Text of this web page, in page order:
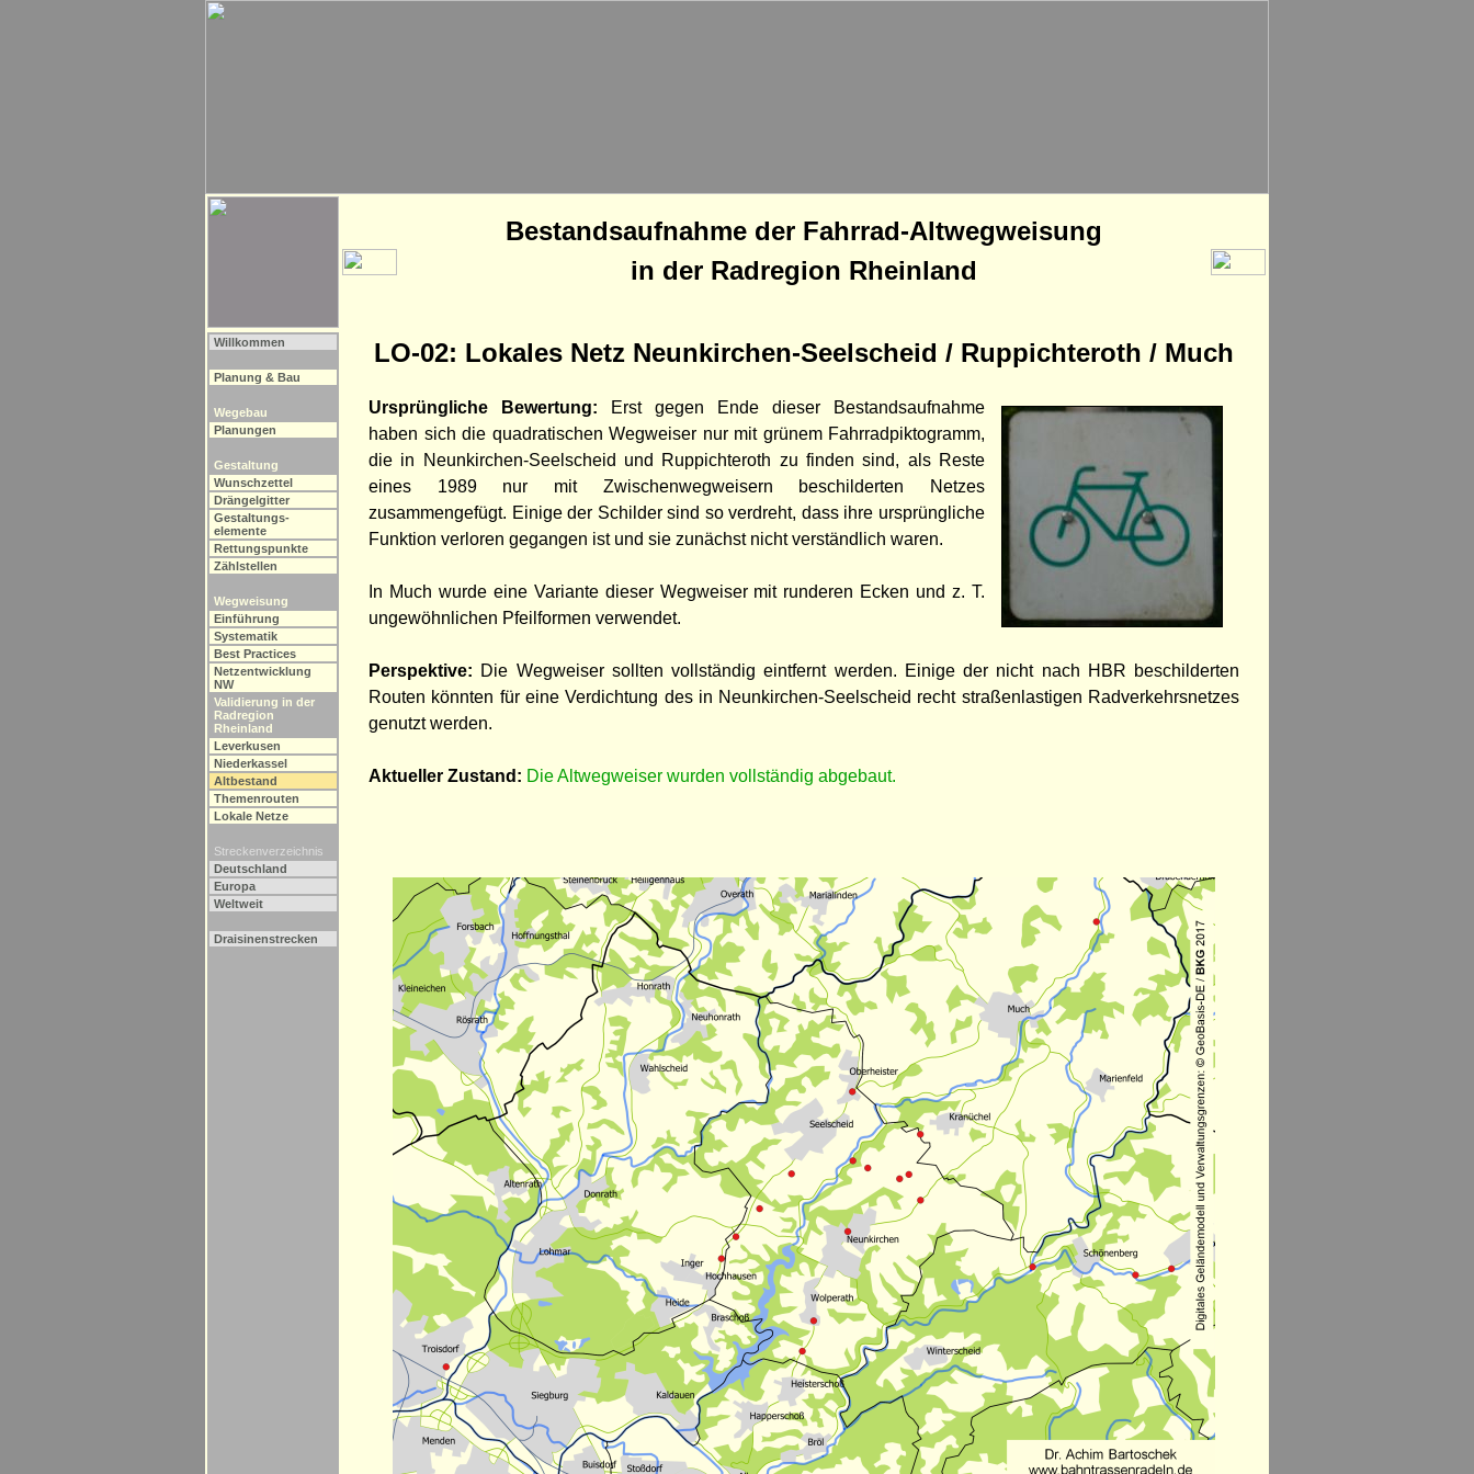
Bestandsaufnahme der Fahrrad-Altwegweisung
in der Radregion Rheinland
Willkommen
Planung & Bau
Wegebau
Planungen
Gestaltung
Wunschzettel
Drängelgitter
Gestaltungs-
elemente
Rettungspunkte
Zählstellen
Wegweisung
Einführung
Systematik
Best Practices
Netzentwicklung
NW
Validierung in der
Radregion
Rheinland
Leverkusen
Niederkassel
Altbestand
Themenrouten
Lokale Netze
Streckenverzeichnis
Deutschland
Europa
Weltweit
Draisinenstrecken
LO-02: Lokales Netz Neunkirchen-Seelscheid / Ruppichteroth / Much
Ursprüngliche Bewertung: Erst gegen Ende dieser Bestandsaufnahme
haben sich die quadratischen Wegweiser nur mit grünem Fahrradpiktogramm,
die in Neunkirchen-Seelscheid und Ruppichteroth zu finden sind, als Reste
eines 1989 nur mit Zwischenwegweisern beschilderten Netzes
zusammengefügt. Einige der Schilder sind so verdreht, dass ihre ursprüngliche
Funktion verloren gegangen ist und sie zunächst nicht verständlich waren.
In Much wurde eine Variante dieser Wegweiser mit runderen Ecken und z. T.
ungewöhnlichen Pfeilformen verwendet.
Perspektive: Die Wegweiser sollten vollständig eintfernt werden. Einige der nicht nach HBR beschilderten
Routen könnten für eine Verdichtung des in Neunkirchen-Seelscheid recht straßenlastigen Radverkehrsnetzes
genutzt werden.
Aktueller Zustand: Die Altwegweiser wurden vollständig abgebaut.